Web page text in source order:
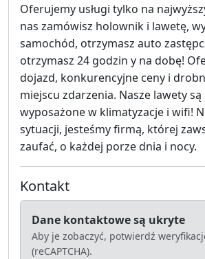
Oferujemy usługi tylko na
nas zamówisz holownik i lawetę,
samochód, otrzymasz auto
otrzymasz 24 godzin y na dobę!
dojazd, konkurencyjne ceny i
miejscu zdarzenia. Nasze lawety
wyposażone w klimatyzacje i wifi!
sytuacji, jesteśmy firmą, której
zaufać, o każdej porze dnia i nocy.
Kontakt
Dane kontaktowe są ukryte
Aby je zobaczyć, potwierdź
(reCAPTCHA).